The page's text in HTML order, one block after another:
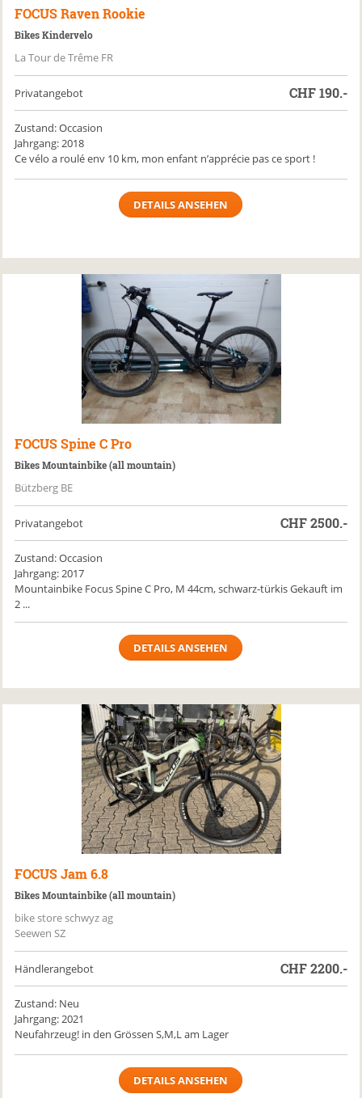
FOCUS Raven Rookie
Bikes Kindervelo
La Tour de Trême FR
Privatangebot CHF190.-
Zustand: Occasion
Jahrgang: 2018
Ce vélo a roulé env 10 km, mon enfant n’apprécie pas ce sport !
DETAILS ANSEHEN
FOCUS Spine C Pro
Bikes Mountainbike (all mountain)
Bützberg BE
Privatangebot CHF2500.-
Zustand: Occasion
Jahrgang: 2017
Mountainbike Focus Spine C Pro, M 44cm, schwarz-türkis Gekauft im
2 ...
DETAILS ANSEHEN
FOCUS Jam 6.8
Bikes Mountainbike (all mountain)
bike store schwyz ag
Seewen SZ
Händlerangebot CHF2200.-
Zustand: Neu
Jahrgang: 2021
Neufahrzeug! in den Grössen S,M,L am Lager
DETAILS ANSEHEN